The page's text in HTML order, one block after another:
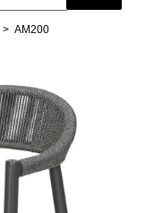
AM200